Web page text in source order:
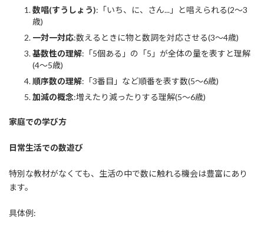
数唱(すうしょう):「いち、に、さん...」と唱えられる(2〜3
歳)
一対一対応:数えるときに物と数詞を対応させる(3〜4歳)
基数性の理解:「5個ある」の「5」が全体の量を表すと理解
(4〜5歳)
順序数の理解:「3番目」など順番を表す数(5〜6歳)
加減の概念:増えたり減ったりする理解(5〜6歳)
家庭での学び方
日常生活での数遊び
特別な教材がなくても、生活の中で数に触れる機会は豊富にあり
ます。
具体例: